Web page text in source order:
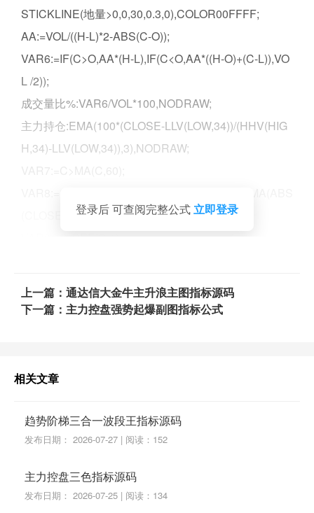
STICKLINE(地量>0,0,30,0.3,0),COLOR00FFFF;
AA:=VOL/((H-L)*2-ABS(C-O));
VAR6:=IF(C>O,AA*(H-L),IF(C<O,AA*((H-O)+(C-L)),VO
L /2));
成交量比%:VAR6/VOL*100,NODRAW;
主力持仓:EMA(100*(CLOSE-LLV(LOW,34))/(HHV(HIG
H,34)-LLV(LOW,34)),3),NODRAW;
(CLOSE-REF(C,1)),6,1)*100;
WWW.CXHZB.COM},10,15);
主力线:100*EMA(EMA(VAR9,9),9)/EMA(EMA(ABS(VA
IF(主力线<REF(主力线,1),主力线,DRAWNULL),COLO
IF(主力线>REF(主力线,1),主力线,DRAWNULL),COLO
R0000FF,LINETHICK2;
主力掘金:BARSLASTCOUNT(主力线>0 AND VAR10>
0)=1 AND VAR7,NODRAW;
登录后 可查阅完整公式 立即登录
上一篇：通达信大金牛主升浪主图指标源码
下一篇：主力控盘强势起爆副图指标公式
相关文章
趋势阶梯三合一波段王指标源码
发布日期： 2026-07-27 | 阅读：152
主力控盘三色指标源码
发布日期： 2026-07-25 | 阅读：134